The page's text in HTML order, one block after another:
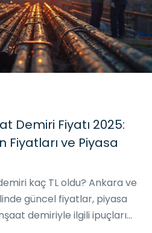
Demiri Fiyatı 2025:
Fiyatları ve Piyasa
kaç TL oldu? Ankara ve
güncel fiyatlar, piyasa
demiriyle ilgili ipuçları